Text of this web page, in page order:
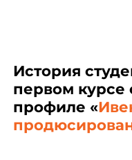
История
первом курсе
профиле «